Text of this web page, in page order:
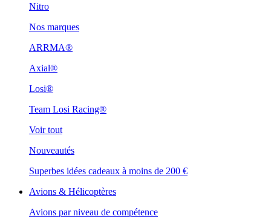
Nitro
Nos marques
ARRMA®
Axial®
Losi®
Team Losi Racing®
Voir tout
Nouveautés
Superbes idées cadeaux à moins de 200 €
Avions & Hélicoptères
Avions par niveau de compétence